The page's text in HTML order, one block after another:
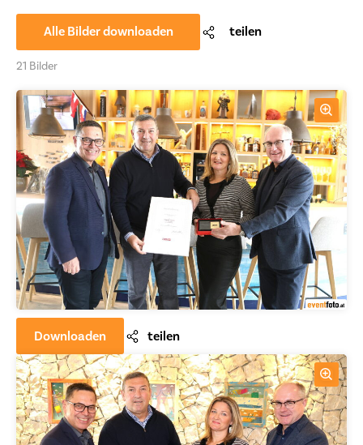
Alle Bilder downloaden teilen
21 Bilder
Downloaden teilen